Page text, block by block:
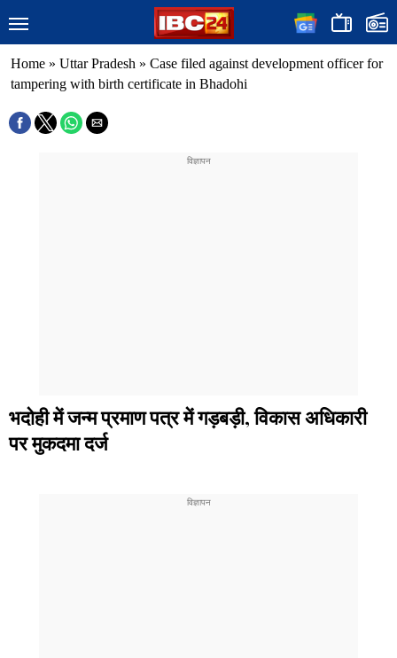
Home » Uttar Pradesh » Case filed against development officer for
tampering with birth certificate in Bhadohi
भदोही में जन्म प्रमाण पत्र में गड़बड़ी, विकास अधिकारी
पर मुकदमा दर्ज